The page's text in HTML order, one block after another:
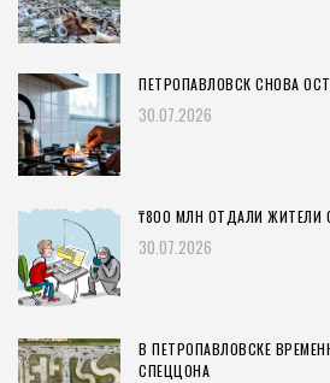
ПЕТРОПАВЛОВСК СНОВА
30.07.2026
₸800 МЛН ОТДАЛИ ЖИТЕЛИ
30.07.2026
В ПЕТРОПАВЛОВСКЕ
СПЕЦЦОНА